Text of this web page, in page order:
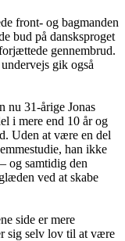
front- og bagmanden
bud på dansksproget
gennembrud.
gik også
nu 31-årige Jonas
i mere end 10 år og
Uden at være en del
han ikke
og samtidig den
ved at skabe
side er mere
sig selv lov til at være